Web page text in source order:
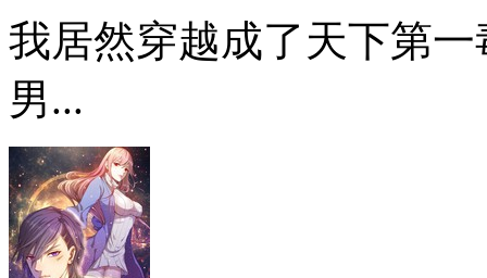
我居然穿越成了天下第
男...